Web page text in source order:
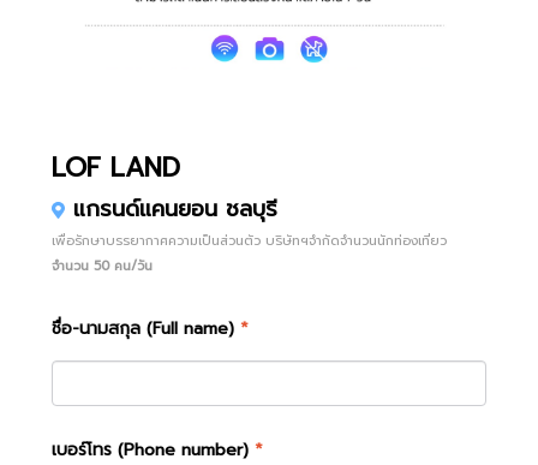
LOF LAND
แกรนด์แคนยอน ชลบุรี
เพื่อรักษาบรรยากาศความเป็นส่วนตัว บริษัทฯจำกัดจำนวนนักท่องเที่ยว
จำนวน 50 คน/วัน
ชื่อ-นามสกุล (Full name) *
เบอร์โทร (Phone number) *